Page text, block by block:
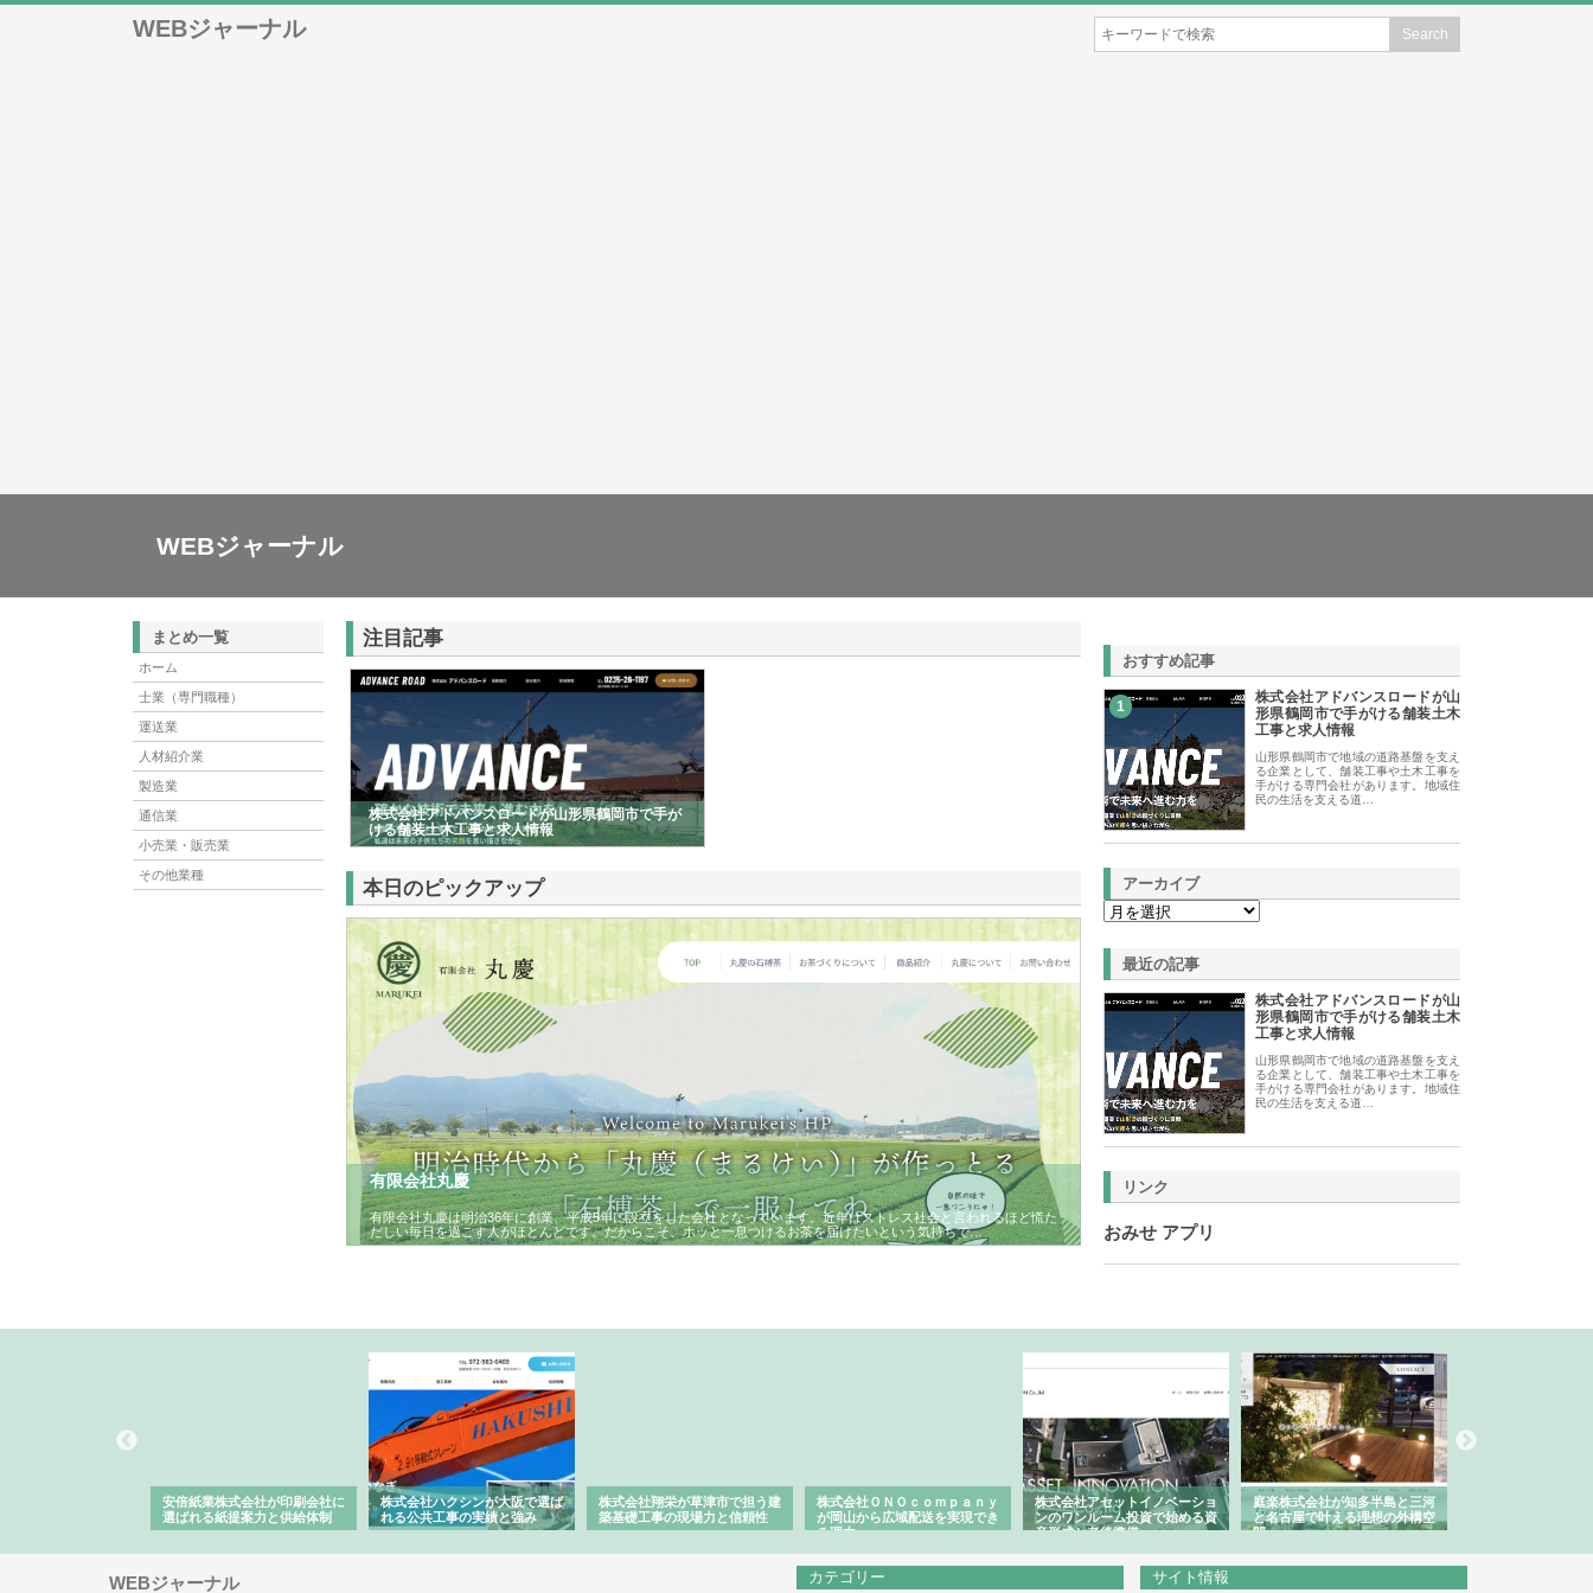
WEBジャーナル
WEBジャーナル
まとめ一覧
ホーム
士業（専門職種）
運送業
人材紹介業
製造業
通信業
小売業・販売業
その他業種
注目記事
株式会社アドバンスロードが山形県鶴岡市で手が
ける舗装土木工事と求人情報
本日のピックアップ
有限会社丸慶
有限会社丸慶は明治36年に創業、平成5年に設立をした会社となっています。近年はストレス社会と言われるほど慌た
だしい毎日を過ごす人がほとんどです。だからこそ、ホッと一息つけるお茶を届けたいという気持ちで…
おすすめ記事
1
株式会社アドバンスロードが山
形県鶴岡市で手がける舗装土木
工事と求人情報
山形県鶴岡市で地域の道路基盤を支え
る企業として、舗装工事や土木工事を
手がける専門会社があります。地域住
民の生活を支える道…
アーカイブ
最近の記事
株式会社アドバンスロードが山
形県鶴岡市で手がける舗装土木
工事と求人情報
山形県鶴岡市で地域の道路基盤を支え
る企業として、舗装工事や土木工事を
手がける専門会社があります。地域住
民の生活を支える道…
リンク
おみせ アプリ
安倍紙業株式会社が印刷会社に
選ばれる紙提案力と供給体制
株式会社ハクシンが大阪で選ば
れる公共工事の実績と強み
株式会社翔栄が草津市で担う建
築基礎工事の現場力と信頼性
株式会社ＯＮＯｃｏｍｐａｎｙ
が岡山から広域配送を実現でき
る理由
株式会社アセットイノベーショ
ンのワンルーム投資で始める資
産形成と老後準備
庭楽株式会社が知多半島と三河
と名古屋で叶える理想の外構空
間
WEBジャーナル カテゴリー サイト情報